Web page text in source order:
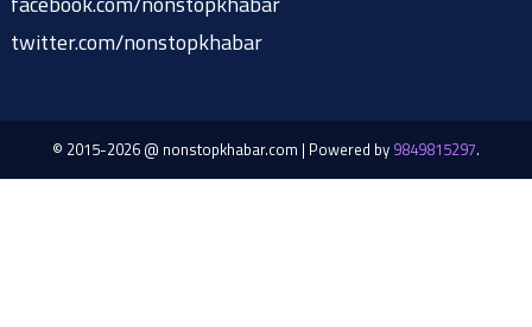
twitter.com/nonstopkhabar
© 2015-2026 @ nonstopkhabar.com | Powered by 9849815297.